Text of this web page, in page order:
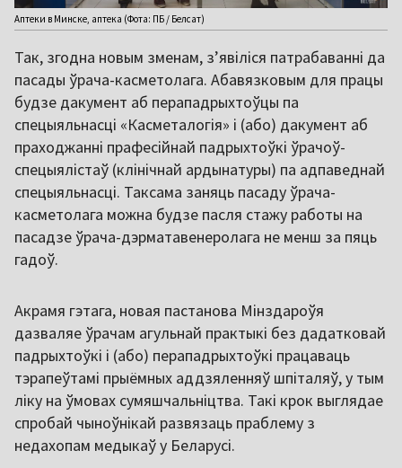
Аптеки в Минске, аптека (Фота: ПБ / Белсат)
Так, згодна новым зменам, з’явіліся патрабаванні да
пасады ўрача-касметолага. Абавязковым для працы
будзе дакумент аб перападрыхтоўцы па
спецыяльнасці «Касметалогія» і (або) дакумент аб
праходжанні прафесійнай падрыхтоўкі ўрачоў-
спецыялістаў (клінічнай ардынатуры) па адпаведнай
спецыяльнасці. Таксама заняць пасаду ўрача-
касметолага можна будзе пасля стажу работы на
пасадзе ўрача-дэрматавенеролага не менш за пяць
гадоў.
Акрамя гэтага, новая пастанова Мінздароўя
дазваляе ўрачам агульнай практыкі без дадатковай
падрыхтоўкі і (або) перападрыхтоўкі працаваць
тэрапеўтамі прыёмных аддзяленняў шпіталяў, у тым
ліку на ўмовах сумяшчальніцтва. Такі крок выглядае
спробай чыноўнікай развязаць праблему з
недахопам медыкаў у Беларусі.